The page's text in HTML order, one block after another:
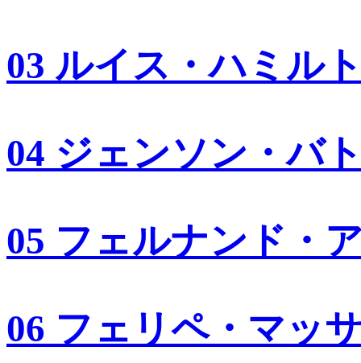
03 ルイス・ハミル
04 ジェンソン・バ
05 フェルナンド・
06 フェリペ・マッ